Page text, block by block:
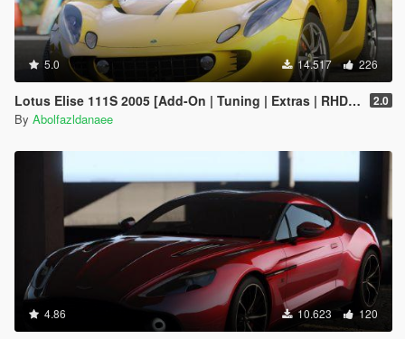
5.0 14.517 226
Lotus Elise 111S 2005 [Add-On | Tuning | Extras | RHD | Template] 2.0
By Abolfazldanaee
4.86 10.623 120